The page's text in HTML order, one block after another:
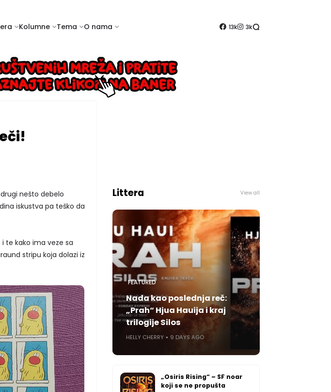
Kolumne Tema O nama 13k 3k
nešto debelo
iskustva pa teško da
te kako ima veze sa
stripu koja dolazi iz
Littera View all
FEATURED
Nada kao poslednja reč:
„Prah“ Hjua Hauija i kraj
trilogije Silos
HELLY CHERRY 9 DAYS AGO
„Osiris Rising“ – SF noar
koji se ne propušta